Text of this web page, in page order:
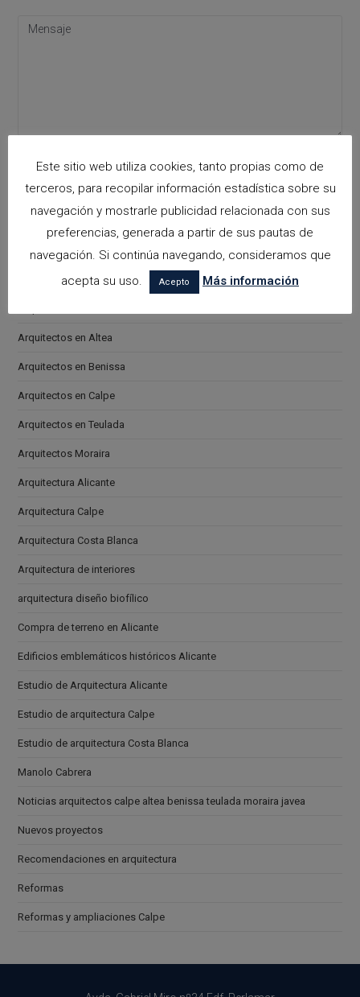
Please leave this field empty.
Acepto lapolítica de privacidad
arquitectora espacios biofilicos
Arquitectos en Altea
Arquitectos en Benissa
Arquitectos en Calpe
Arquitectos en Teulada
Arquitectos Moraira
Arquitectura Alicante
Arquitectura Calpe
Arquitectura Costa Blanca
Arquitectura de interiores
arquitectura diseño biofílico
Compra de terreno en Alicante
Edificios emblemáticos históricos Alicante
Estudio de Arquitectura Alicante
Estudio de arquitectura Calpe
Estudio de arquitectura Costa Blanca
Manolo Cabrera
Noticias arquitectos calpe altea benissa teulada moraira javea
Nuevos proyectos
Recomendaciones en arquitectura
Reformas
Reformas y ampliaciones Calpe
Este sitio web utiliza cookies, tanto propias como de
terceros, para recopilar información estadística sobre su
navegación y mostrarle publicidad relacionada con sus
preferencias, generada a partir de sus pautas de
navegación. Si continúa navegando, consideramos que
acepta su uso.
Acepto Más información